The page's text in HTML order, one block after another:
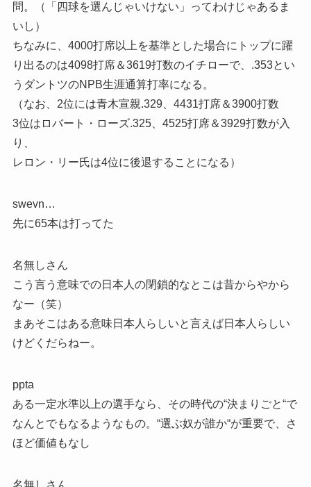
問。（「四球を選んじゃいけない」ってわけじゃあるま
いし）
ちなみに、4000打席以上を基準とした場合にトップに躍
り出るのは4098打席＆3619打数のイチローで、.353とい
うダントツのNPB生涯通算打率になる。
（なお、2位には青木宣親.329、4431打席＆3900打数
3位はロバート・ローズ.325、4525打席＆3929打数が入
り、
レロン・リー氏は4位に後退することになる）
swevn…
先に65本は打ってた
名無しさん
こう言う意味での日本人の閉鎖的なとこは昔からやから
なー（笑）
まあそこはある意味日本人らしいと言えば日本人らしい
けどくだらねー。
ppta
ある一定水準以上の選手なら、その時代の“決まりごと“で
なんとでもなるようなもの。“選ぶ奴が誰か“が重要で、さ
ほど価値もなし